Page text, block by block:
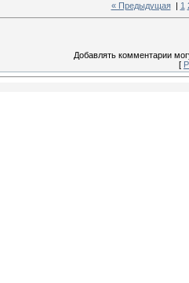
« Предыдущая| 1
Добавлять комментарии
[